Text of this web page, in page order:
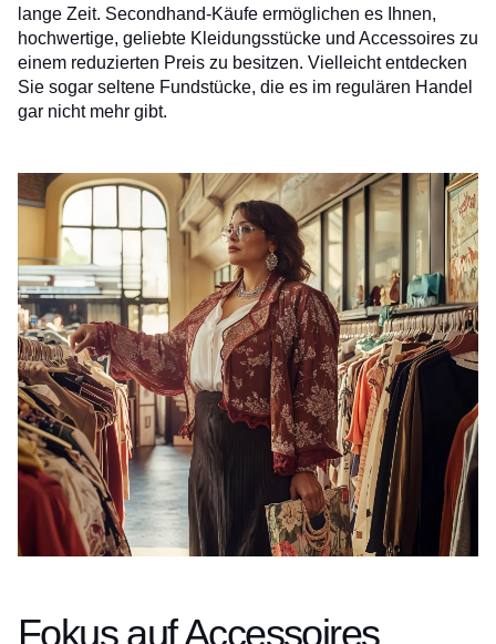
lange Zeit. Secondhand-Käufe ermöglichen es Ihnen,
hochwertige, geliebte Kleidungsstücke und Accessoires zu
einem reduzierten Preis zu besitzen. Vielleicht entdecken
Sie sogar seltene Fundstücke, die es im regulären Handel
gar nicht mehr gibt.
Fokus auf Accessoires